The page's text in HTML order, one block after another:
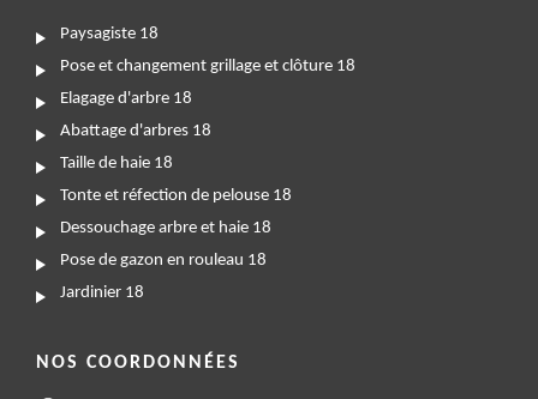
Paysagiste 18
Pose et changement grillage et clôture 18
Elagage d'arbre 18
Abattage d'arbres 18
Taille de haie 18
Tonte et réfection de pelouse 18
Dessouchage arbre et haie 18
Pose de gazon en rouleau 18
Jardinier 18
NOS COORDONNÉES